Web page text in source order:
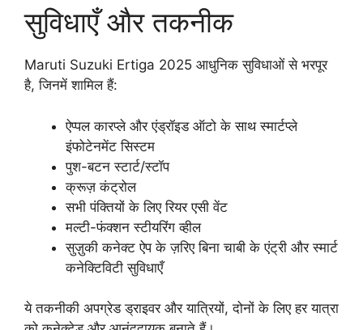
सुविधाएँ और तकनीक
Maruti Suzuki Ertiga 2025 आधुनिक सुविधाओं से भरपूर
है, जिनमें शामिल हैं:
ऐप्पल कारप्ले और एंड्रॉइड ऑटो के साथ स्मार्टप्ले
इंफोटेनमेंट सिस्टम
पुश-बटन स्टार्ट/स्टॉप
क्रूज़ कंट्रोल
सभी पंक्तियों के लिए रियर एसी वेंट
मल्टी-फंक्शन स्टीयरिंग व्हील
सुज़ुकी कनेक्ट ऐप के ज़रिए बिना चाबी के एंट्री और स्मार्ट
कनेक्टिविटी सुविधाएँ
ये तकनीकी अपग्रेड ड्राइवर और यात्रियों, दोनों के लिए हर यात्रा